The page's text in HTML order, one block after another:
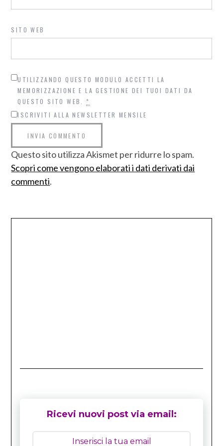
SITO WEB
UTILIZZANDO QUESTO MODULO ACCETTI LA
MEMORIZZAZIONE E LA GESTIONE DEI TUOI DATI DA
QUESTO SITO WEB.*
ISCRIVITI ALLA NEWSLETTER MENSILE
Questo sito utilizza Akismet per ridurre lo spam.
Scopri come vengono elaborati i dati derivati dai
commenti.
Ricevi nuovi post via email: